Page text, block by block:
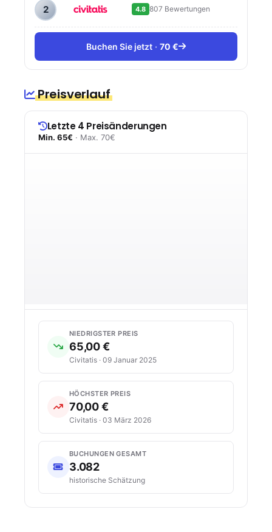
2 4.8 807 Bewertungen
Buchen Sie jetzt 70 €
Preisverlauf
Letzte 4 Preisänderungen
Min. 65€ · Max. 70€
NIEDRIGSTER PREIS
65,00 €
Civitatis · 09 Januar 2025
HÖCHSTER PREIS
70,00 €
Civitatis · 03 März 2026
BUCHUNGEN GESAMT
3.082
historische Schätzung